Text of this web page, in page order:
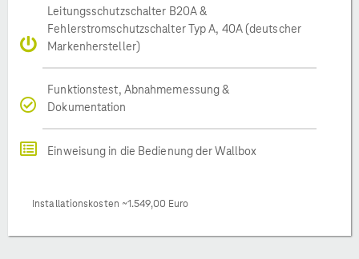
Leitungsschutzschalter B20A &
Fehlerstromschutzschalter Typ A, 40A (deutscher
Markenhersteller)
Funktionstest, Abnahmemessung &
Dokumentation
Einweisung in die Bedienung der Wallbox
Installationskosten ~1.549,00 Euro